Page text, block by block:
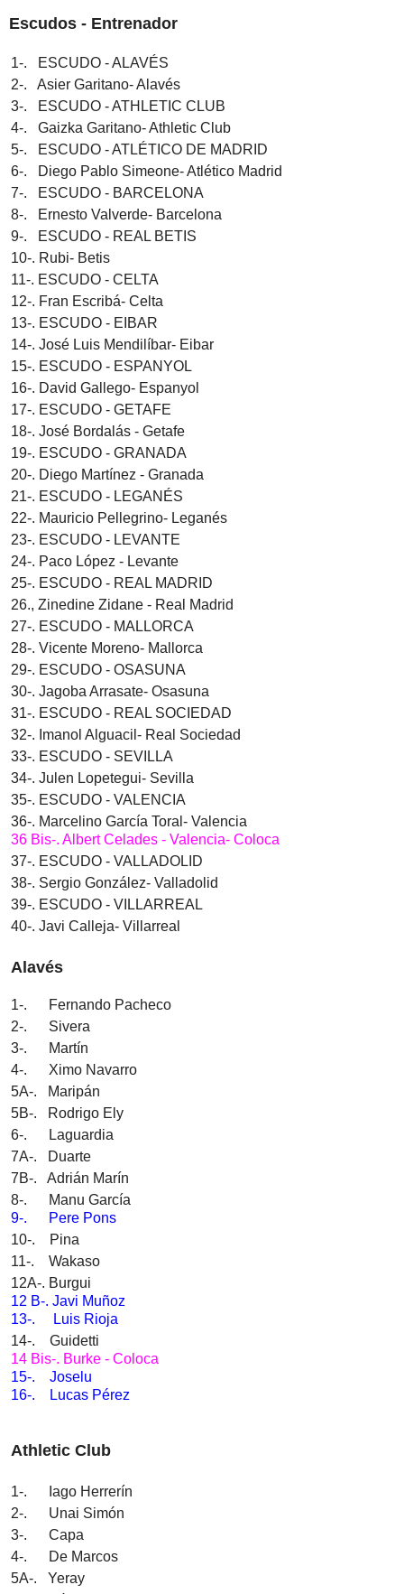
Escudos - Entrenador
1-. ESCUDO - ALAVÉS
2-. Asier Garitano- Alavés
3-. ESCUDO - ATHLETIC CLUB
4-. Gaizka Garitano- Athletic Club
5-. ESCUDO - ATLÉTICO DE MADRID
6-. Diego Pablo Simeone- Atlético Madrid
7-. ESCUDO - BARCELONA
8-. Ernesto Valverde- Barcelona
9-. ESCUDO - REAL BETIS
10-. Rubi- Betis
11-. ESCUDO - CELTA
12-. Fran Escribá- Celta
13-. ESCUDO - EIBAR
14-. José Luis Mendilíbar- Eibar
15-. ESCUDO - ESPANYOL
16-. David Gallego- Espanyol
17-. ESCUDO - GETAFE
18-. José Bordalás - Getafe
19-. ESCUDO - GRANADA
20-. Diego Martínez - Granada
21-. ESCUDO - LEGANÉS
22-. Mauricio Pellegrino- Leganés
23-. ESCUDO - LEVANTE
24-. Paco López - Levante
25-. ESCUDO - REAL MADRID
26., Zinedine Zidane - Real Madrid
27-. ESCUDO - MALLORCA
28-. Vicente Moreno- Mallorca
29-. ESCUDO - OSASUNA
30-. Jagoba Arrasate- Osasuna
31-. ESCUDO - REAL SOCIEDAD
32-. Imanol Alguacil- Real Sociedad
33-. ESCUDO - SEVILLA
34-. Julen Lopetegui- Sevilla
35-. ESCUDO - VALENCIA
36-. Marcelino García Toral- Valencia
36 Bis-. Albert Celades - Valencia- Coloca
37-. ESCUDO - VALLADOLID
38-. Sergio González- Valladolid
39-. ESCUDO - VILLARREAL
40-. Javi Calleja- Villarreal
Alavés
1-. Fernando Pacheco
2-. Sivera
3-. Martín
4-. Ximo Navarro
5A-. Maripán
5B-. Rodrigo Ely
6-. Laguardia
7A-. Duarte
7B-. Adrián Marín
8-. Manu García
9-. Pere Pons
10-. Pina
11-. Wakaso
12A-. Burgui
12 B-. Javi Muñoz
13-. Luis Rioja
14-. Guidetti
14 Bis-. Burke - Coloca
15-. Joselu
16-. Lucas Pérez
Athletic Club
1-. Iago Herrerín
2-. Unai Simón
3-. Capa
4-. De Marcos
5A-. Yeray